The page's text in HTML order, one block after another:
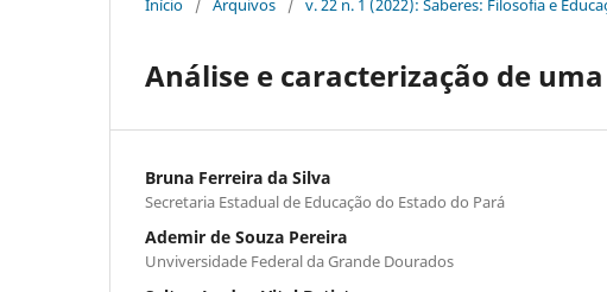
Início / Arquivos / v. 22 n. 1 (2022): Saberes: Filosofia e
Análise e caracterização de
Bruna Ferreira da Silva
Secretaria Estadual de Educação do Estado do Pará
Ademir de Souza Pereira
Unviversidade Federal da Grande Dourados